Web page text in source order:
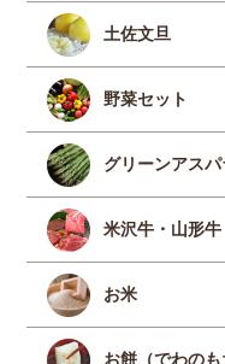
土佐文旦
野菜セット
グリーンアスパ
米沢牛・山形牛
お米
お餅（でわのも